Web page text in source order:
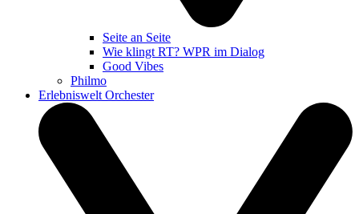
Seite an Seite
Wie klingt RT? WPR im Dialog
Good Vibes
Philmo
Erlebniswelt Orchester